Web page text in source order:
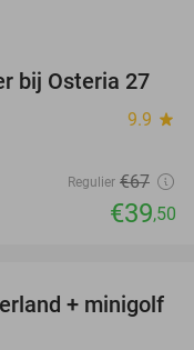
41%
bij Osteria 27
9.9 star
Regulier €67
€39,50
38%
+ minigolf